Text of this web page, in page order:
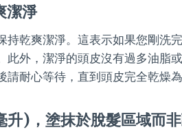
潔淨
持乾爽潔淨。這表示如果您剛洗
此外，潔淨的頭皮沒有過多油脂
耐心等待，直到頭皮完全乾燥為
升)，塗抹於脫髮區域而